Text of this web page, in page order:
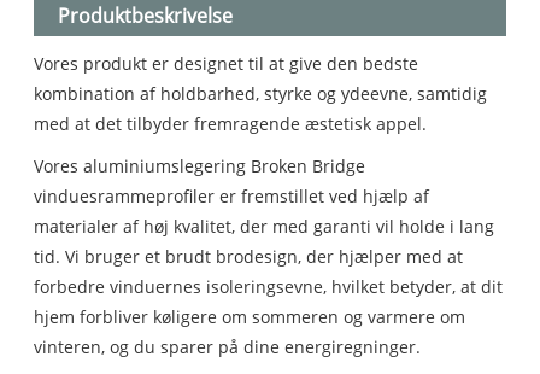
Produktbeskrivelse
Vores produkt er designet til at give den bedste
kombination af holdbarhed, styrke og ydeevne, samtidig
med at det tilbyder fremragende æstetisk appel.
Vores aluminiumslegering Broken Bridge
vinduesrammeprofiler er fremstillet ved hjælp af
materialer af høj kvalitet, der med garanti vil holde i lang
tid. Vi bruger et brudt brodesign, der hjælper med at
forbedre vinduernes isoleringsevne, hvilket betyder, at dit
hjem forbliver køligere om sommeren og varmere om
vinteren, og du sparer på dine energiregninger.